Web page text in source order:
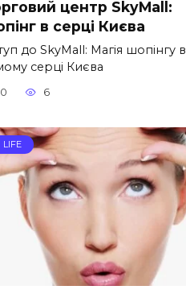
центр SkyMall:
в серці Києва
до SkyMall: Магія шопінгу в
серці Києва
0 6
LIFE